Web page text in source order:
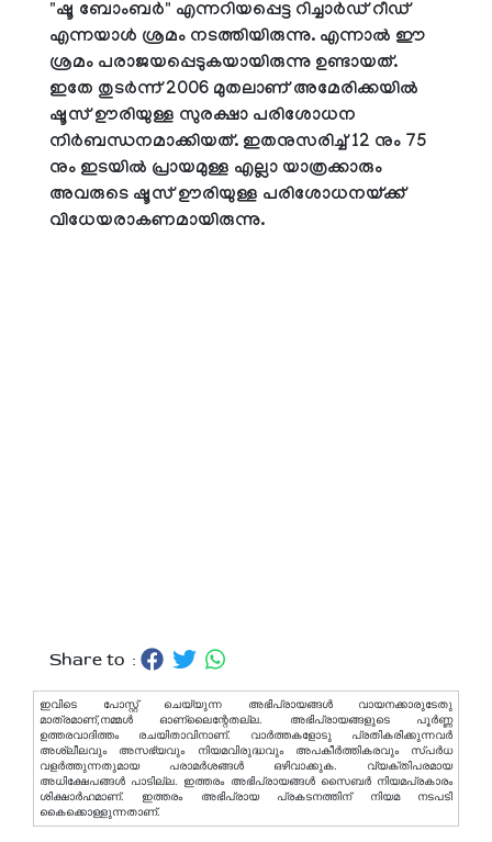
"ഷൂ ബോംബർ" എന്നറിയപ്പെട്ട റിച്ചാർഡ് റീഡ്
എന്നയാൾ ശ്രമം നടത്തിയിരുന്നു. എന്നാൽ ഈ
ശ്രമം പരാജയപ്പെടുകയായിരുന്നു ഉണ്ടായത്.
ഇതേ തുടർന്ന് 2006 മുതലാണ് അമേരിക്കയിൽ
ഷൂസ് ഊരിയുള്ള സുരക്ഷാ പരിശോധന
നിർബന്ധനമാക്കിയത്. ഇതനുസരിച്ച്12 നും 75
നും ഇടയിൽ പ്രായമുള്ള എല്ലാ യാത്രക്കാരും
അവരുടെ ഷൂസ് ഊരിയുള്ള പരിശോധനയ്ക്ക്
വിധേയരാകണമായിരുന്നു.
Share to :
ഇവിടെ പോസ്റ്റ് ചെയ്യുന്ന അഭിപ്രായങ്ങള്‍ വായനക്കാരുടേതു
മാത്രമാണ്,നമ്മൾ ഓണ്ലൈന്റേതല്ല. അഭിപ്രായങ്ങളുടെ പൂർണ്ണ
ഉത്തരവാദിത്തം രചയിതാവിനാണ്. വാര്‍ത്തകളോടു പ്രതികരിക്കുന്നവര്‍
അശ്ലീലവും അസഭ്യവും നിയമവിരുദ്ധവും അപകീര്‍ത്തികരവും സ്പര്‍ധ
വളര്‍ത്തുന്നതുമായ പരാമര്‍ശങ്ങള്‍ ഒഴിവാക്കുക. വ്യക്തിപരമായ
അധിക്ഷേപങ്ങള്‍ പാടില്ല. ഇത്തരം അഭിപ്രായങ്ങള്‍ സൈബര്‍ നിയമപ്രകാരം
ശിക്ഷാര്‍ഹമാണ്. ഇത്തരം അഭിപ്രായ പ്രകടനത്തിന് നിയമ നടപടി
കൈക്കൊള്ളുന്നതാണ്.